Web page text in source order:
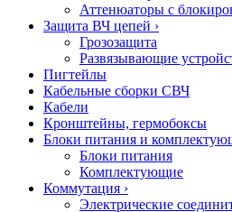
Аттенюаторы с
Защита ВЧ цепей ›
Грозозащита
Развязывающие
Пигтейлы
Кабельные сборки СВЧ
Кабели
Кронштейны, гермобоксы
Блоки питания и
Блоки питания
Комплектующие
Коммутация ›
Электрические